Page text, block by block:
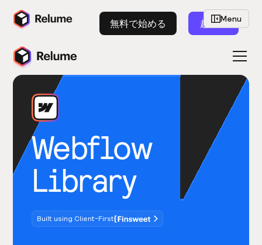
無料で始める 起動
Webflow
Library
Built using Client-First
Menu